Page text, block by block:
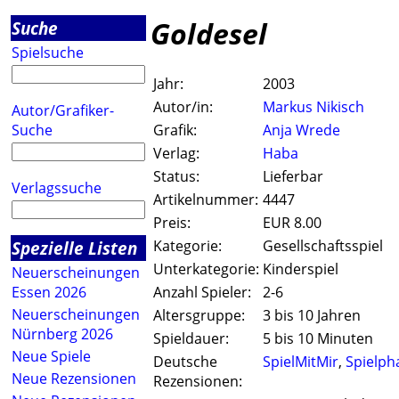
Suche
Spielsuche
Autor/Grafiker-
Suche
Verlagssuche
Spezielle Listen
Neuerscheinungen
Essen 2026
Neuerscheinungen
Nürnberg 2026
Neue Spiele
Neue Rezensionen
Goldesel
Jahr:
2003
Autor/in:
Markus Nikisch
Grafik:
Anja Wrede
Verlag:
Haba
Status:
Lieferbar
Artikelnummer: 4447
Preis:
EUR 8.00
Kategorie:
Gesellschaftsspiel
Unterkategorie: Kinderspiel
Anzahl Spieler:
2-6
Altersgruppe:
3 bis 10 Jahren
Spieldauer:
5 bis 10 Minuten
Deutsche
Rezensionen:
SpielMitMir,